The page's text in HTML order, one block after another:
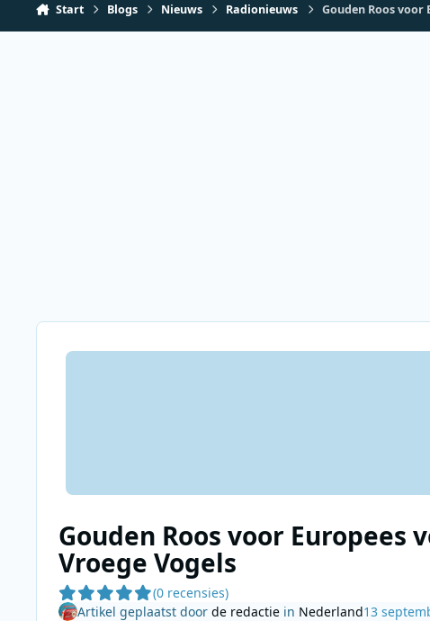
Start Blogs Nieuws Radionieuws Gouden Roos voor
Gouden Roos voor Europees
Vroege Vogels
(0 recensies)
Artikel geplaatst door de redactiein Nederland13